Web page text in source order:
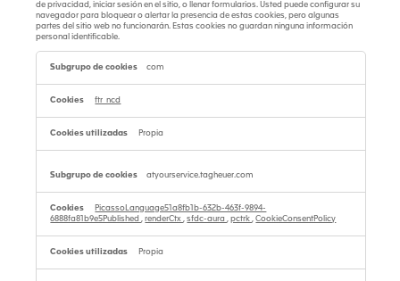
de privacidad, iniciar sesión en el sitio, o llenar formularios. Usted puede configurar su
navegador para bloquear o alertar la presencia de estas cookies, pero algunas
partes del sitio web no funcionarán. Estas cookies no guardan ninguna información
personal identificable.
Cookies
estrictamente
com
ftr_ncd
Propia
atyourservice.tagheuer.com
PicassoLanguage51a8fb1b-632b-463f-9894-
6888fa81b9e5Published,renderCtx,sfdc-aura,pctrk,CookieConsentPolicy
Propia